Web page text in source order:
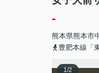
-
熊本県熊本市
豊肥本線「
1/2